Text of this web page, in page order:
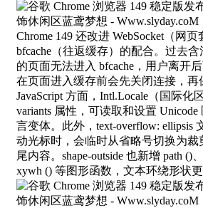
Chrome 149 还改进 WebSocket（网
bfcache（往返缓存）的配合。过去含
的页面无法进入 bfcache，用户离开
在页面进入缓存前会先关闭连接，再
JavaScript 方面，Intl.Locale（国际化
variants 属性，可读取和设置
言变体。此外，text-overflow: ellipsis
动光标时，会临时从省略号切换为裁
尾内容。shape-outside 也新增 path ()、
xywh () 等图形函数，文本环绕形状更